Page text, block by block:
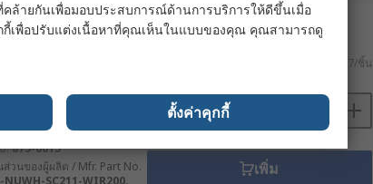
อก
LED Solutions ILC-
PowerAnna Coin LED
White LED
875-0015
วนของผู้ผลิต / Mfr. Part No.
SC211-WIR200.
ยอดรวมย่อย (1 ชิ้น)
THB921.67/ชิ้น
เพิ่ม
คล้ายกันเพื่อมอบประสบการณ์ด้านการบริการให้ดีขึ้นเมื่อ
เพื่อปรับแต่งเนื้อหาที่คุณเห็นในแบบของคุณ คุณสามารถดู
ตั้งค่าคุกกี้